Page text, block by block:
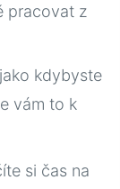
pracovat z
kdybyste
vám to k
si čas na